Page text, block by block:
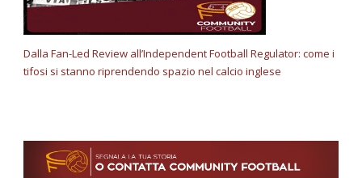
Dalla Fan-Led Review all’Independent Football Regulator: come i
tifosi si stanno riprendendo spazio nel calcio inglese